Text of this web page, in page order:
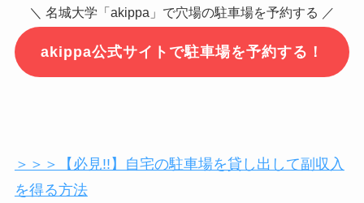
＼ 名城大学「akippa」で穴場の駐車場を予約する ／
akippa公式サイトで駐車場を予約する！
＞＞＞【必見!!】自宅の駐車場を貸し出して副収入
を得る方法